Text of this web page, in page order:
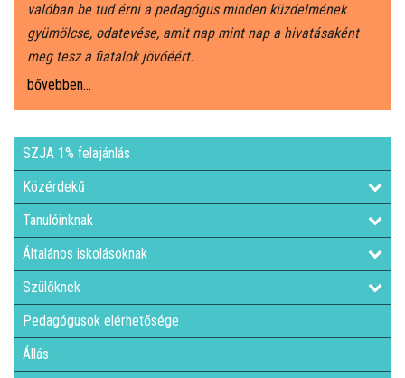
ÉTKEZÉS
KORONAVÍRUS
ÁLTALÁNOS KÖZÉPFOKÚ OKTATÁS
KÖZÉPFOKÚ OKTATÁS
SZAKMAI KÖZÉPFOKÚ OKTATÁS
FELNŐTTOKTATÁS: ESTI GIMNÁZIUM
INTÉZMÉNYI DOKUMENTUMOK
valóban be tud érni a pedagógus minden küzdelmének
gyümölcse, odatevése, amit nap mint nap a hivatásaként
meg tesz a fiatalok jövőéért.
bővebben...
SZJA 1% felajánlás
Közérdekű
Tanulóinknak
Általános iskolásoknak
Szülőknek
Pedagógusok elérhetősége
Állás